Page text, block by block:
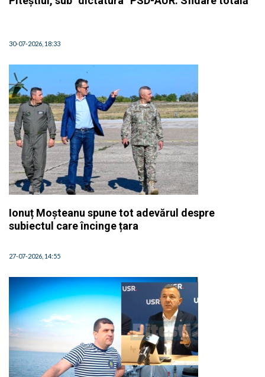
30-07-2026, 18:33
Ionuț Moșteanu spune tot adevărul despre
subiectul care încinge țara
27-07-2026, 14:55